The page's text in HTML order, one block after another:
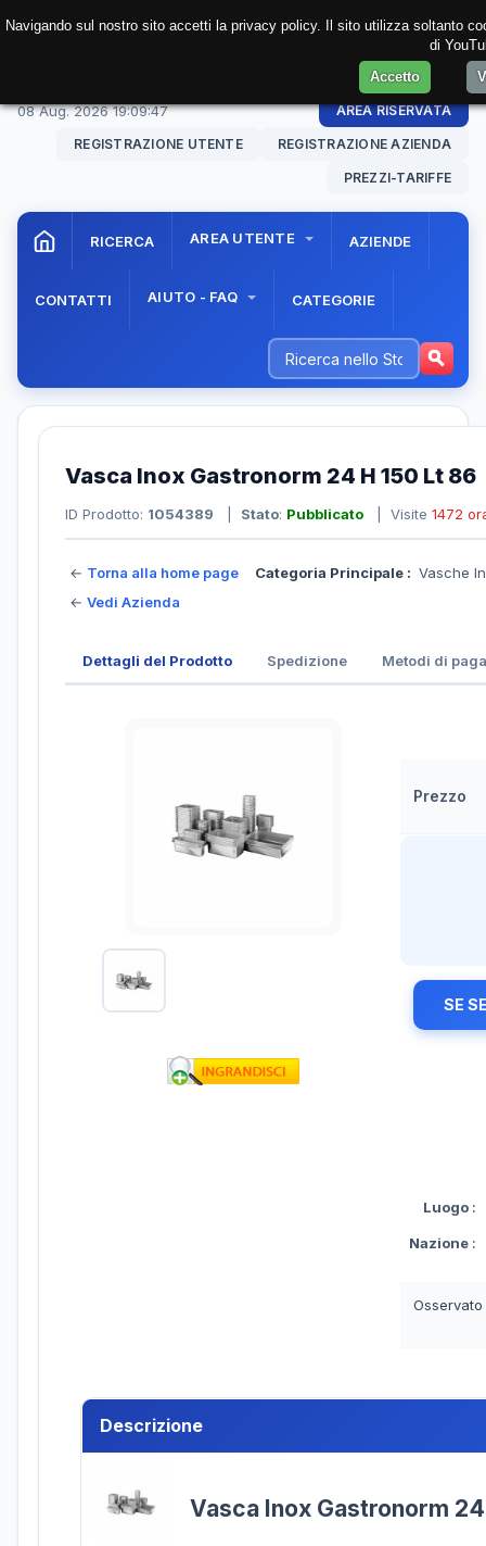
08 Aug. 202619:09:47 AREA RISERVATA
REGISTRAZIONE UTENTE REGISTRAZIONE AZIENDA
PREZZI-TARIFFE
RICERCA AREA UTENTE AZIENDE
CONTATTI AIUTO - FAQ CATEGORIE
Vasca Inox Gastronorm 24 H 150 Lt 86
ID Prodotto: 1054389 Stato: Pubblicato | Visite 1472
← Torna alla home page
← Vedi Azienda
Categoria Principale : Vasche
Dettagli del Prodotto Spedizione Metodi di
Prezzo
SE
Luogo :
Nazione :
Descrizione
Vasca Inox Gastronorm
Navigando sul nostro sito accetti la privacy policy. Il sito utilizza soltanto
di
Accetto